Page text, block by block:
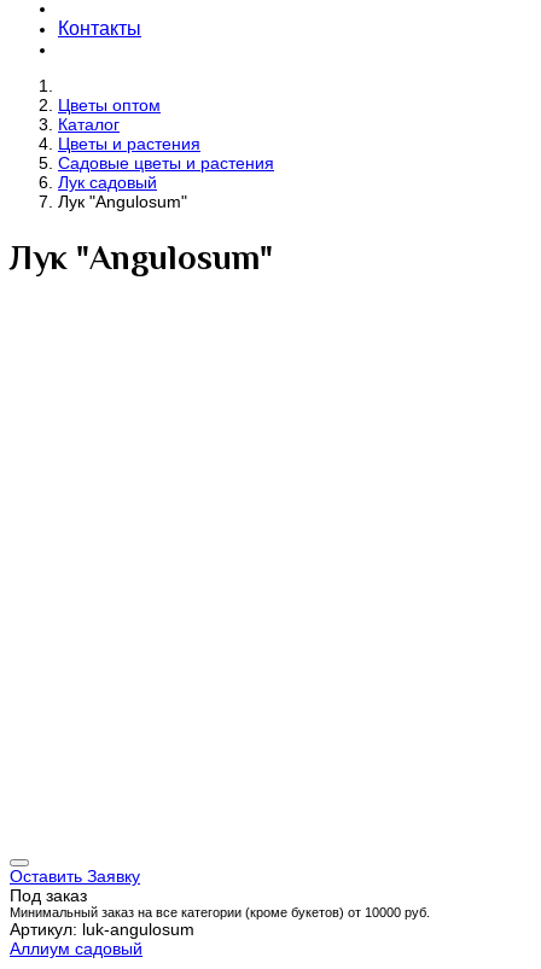
Контакты
Цветы оптом
Каталог
Цветы и растения
Садовые цветы и растения
Лук садовый
Лук "Angulosum"
Лук "Angulosum"
Оставить Заявку
Под заказ
Минимальный заказ на все категории (кроме букетов) от 10000 руб.
Артикул: luk-angulosum
Аллиум садовый